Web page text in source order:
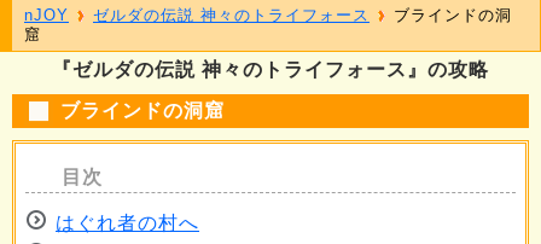
『ゼルダの伝説 神々のトライフォース』の攻略
ブラインドの洞窟
はぐれ者の村へ
nJOY ゼルダの伝説 神々のトライフォース
ブラインドの洞
窟